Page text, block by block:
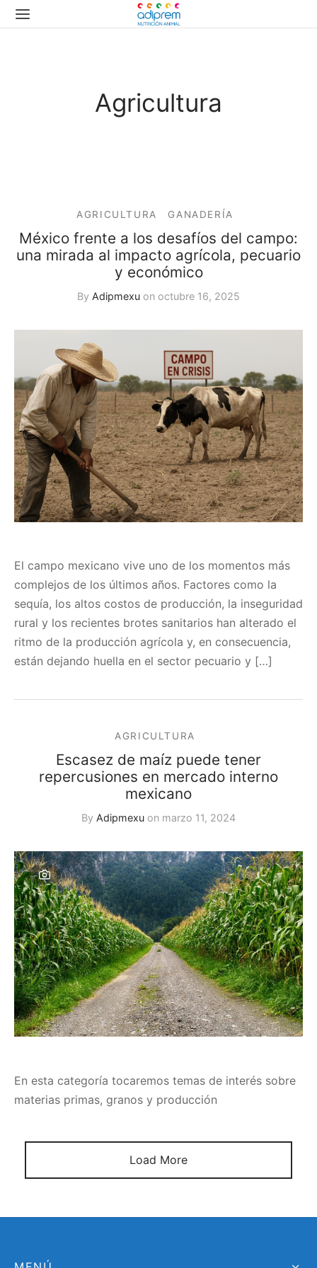
Agricultura
AGRICULTURA GANADERÍA
México frente a los desafíos del campo:
una mirada al impacto agrícola, pecuario
y económico
By Adipmexu on octubre 16, 2025
El campo mexicano vive uno de los momentos más
complejos de los últimos años. Factores como la
sequía, los altos costos de producción, la inseguridad
rural y los recientes brotes sanitarios han alterado el
ritmo de la producción agrícola y, en consecuencia,
están dejando huella en el sector pecuario y […]
AGRICULTURA
Escasez de maíz puede tener
repercusiones en mercado interno
mexicano
By Adipmexu on marzo 11, 2024
En esta categoría tocaremos temas de interés sobre
materias primas, granos y producción
Load More